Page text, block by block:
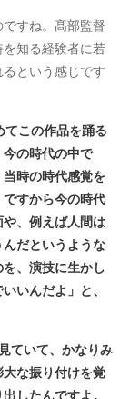
すね。髙部監督
知る経験者に若
という感じです
この作品を踊る
の時代の中で
当時の時代感覚を
すから今の時代
、例えば人間は
だというような
、演技に生かし
いんだよ」と、
ていて、かなりみ
な振り付けを覚
したんですよ。